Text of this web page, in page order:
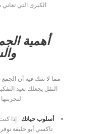
الكبرى التي
أهمية
مما لا شك فيه أن
النقل يجعلك تعيد
أسلوب حياتك : إذا
تاكسي أبو حليفة